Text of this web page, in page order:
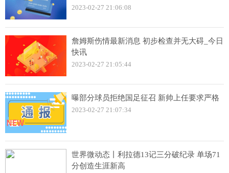
2023-02-27 21:06:08
詹姆斯伤情最新消息 初步检查并无大碍_今日
快讯
2023-02-27 21:05:44
曝部分球员拒绝国足征召 新帅上任要求严格
2023-02-27 21:07:34
世界微动态丨利拉德13记三分破纪录 单场71
分创造生涯新高